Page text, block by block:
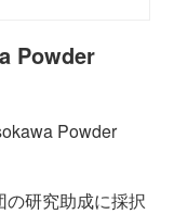
Powder
Powder
研究助成に採択